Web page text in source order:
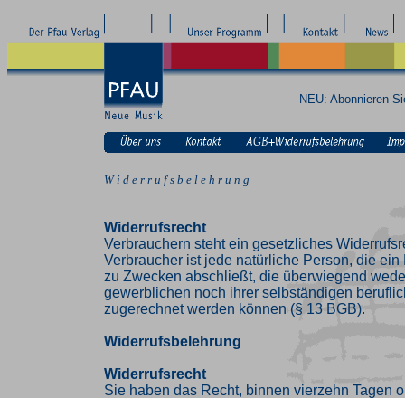
NEU: Abonnieren
W i d e r r u f s b e l e h r u n g
Widerrufsrecht
Verbrauchern steht ein gesetzliches
Verbraucher ist jede natürliche Person, die ein
zu Zwecken abschließt, die überwiegend
gewerblichen noch ihrer selbständigen
zugerechnet werden können (§ 13 BGB).
Widerrufsbelehrung
Widerrufsrecht
Sie haben das Recht, binnen vierzehn Tagen